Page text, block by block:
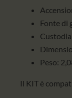
Fonte di
Peso:
Il KIT è